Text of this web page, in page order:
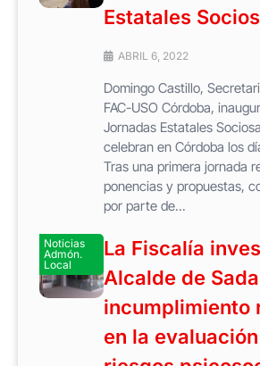
Estatales
ABRIL 6, 2022
Domingo Castillo,
FAC-USO Córdoba,
Jornadas Estatales
celebran en Córdoba los
Tras una primera jornada
ponencias y propuestas,
por parte de...
Noticias
Admón.
Local
La Fiscalía
Alcalde de
incumplimiento
en la